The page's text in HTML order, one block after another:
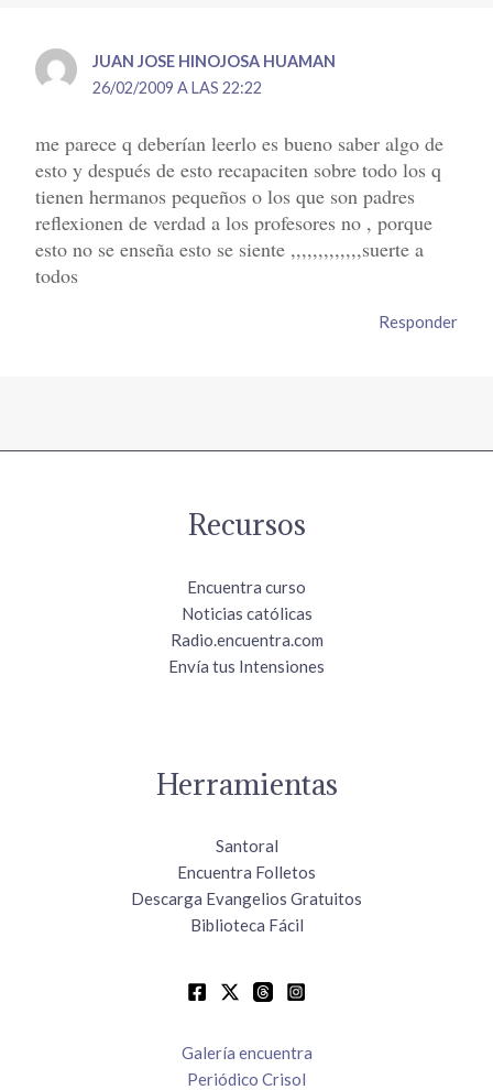
JUAN JOSE HINOJOSA HUAMAN
26/02/2009 A LAS 22:22
me parece q deberían leerlo es bueno saber algo de
esto y después de esto recapaciten sobre todo los q
tienen hermanos pequeños o los que son padres
reflexionen de verdad a los profesores no , porque
esto no se enseña esto se siente ,,,,,,,,,,,,,suerte a
todos
Responder
Recursos
Encuentra curso
Noticias católicas
Radio.encuentra.com
Envía tus Intensiones
Herramientas
Santoral
Encuentra Folletos
Descarga Evangelios Gratuitos
Biblioteca Fácil
Galería encuentra
Periódico Crisol